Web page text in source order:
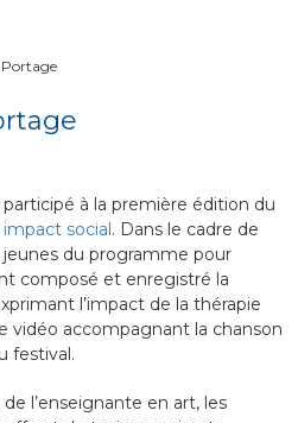
Portage
à la première édition du
social. Dans le cadre de
du programme pour
composé et enregistré la
l’impact de la thérapie
vidéo accompagnant la chanson
festival.
l’enseignante en art, les